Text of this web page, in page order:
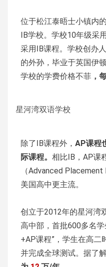
位于松江泰晤士小镇内
IB学校。学校10年级采
采用IB课程。学校创办
的外孙，毕业于英国伊
学校的学费价格不菲 ，
星河湾双语学校
除了IB课程外， AP课程
际课程。 相比IB，AP课
（Advanced
美国高中更主流。
创立于2012年的星河湾
高中部，首批600多名
+AP课程”，学生在高二
并完成全球测试。据了解